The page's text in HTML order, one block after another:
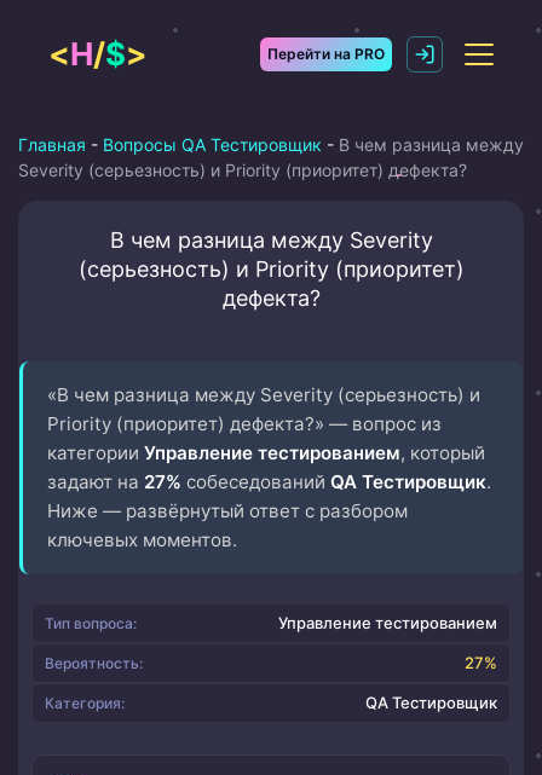
содержимому
<H/$> Перейти на PRO
Главная - Вопросы QA Тестировщик - В чем разница между
Severity (серьезность) и Priority (приоритет) дефекта?
В чем разница между Severity
(серьезность) и Priority (приоритет)
дефекта?
«В чем разница между Severity (серьезность) и
Priority (приоритет) дефекта?» — вопрос из
категории Управление тестированием, который
задают на 27% собеседований QA Тестировщик.
Ниже — развёрнутый ответ с разбором
ключевых моментов.
Тип вопроса: Управление тестированием
Вероятность: 27%
Категория: QA Тестировщик